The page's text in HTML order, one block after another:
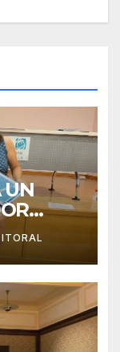
UN